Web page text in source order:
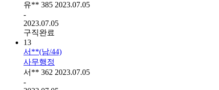
유** 385 2023.07.05
-
2023.07.05
구직완료
13
서**(남/44)
사무행정
서** 362 2023.07.05
-